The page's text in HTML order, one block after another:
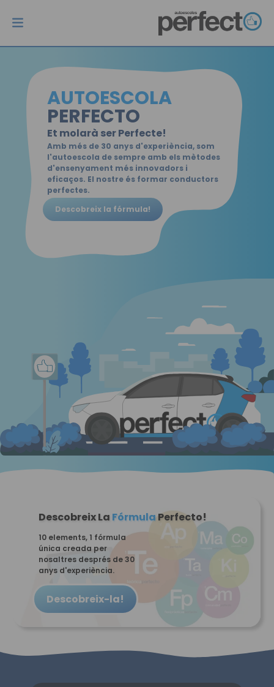
Inici
Permisos
Centres
Més
Accés a tests
B
AM
A1
A2
ADR
CertificatCAP
Barberá del Vallès
Badia del Vallès
Sabadell Centro
Granollers
Treballa amb nosaltres
Calendaris
AUTOESCOLA
PERFECTO
Et molarà ser Perfecte!
Amb més de 30 anys d'experiència, som
l'autoescola de sempre amb els mètodes
d'ensenyament més innovadors i
eficaços. El nostre és formar conductors
perfectes.
Descobreix la fórmula!
Descobreix La FórmulaPerfecto!
10 elements, 1 fórmula
única creada per
nosaltres després de 30
anys d'experiència.
Descobreix-la!